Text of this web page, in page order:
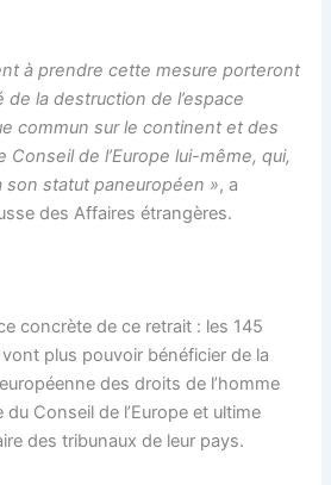
à prendre cette mesure porteront
la destruction de l’espace
commun sur le continent et des
de l’Europe lui-même, qui,
son statut paneuropéen », a
des Affaires étrangères.
concrète de ce retrait : les 145
plus pouvoir bénéficier de la
des droits de l’homme
du Conseil de l’Europe et ultime
des tribunaux de leur pays.